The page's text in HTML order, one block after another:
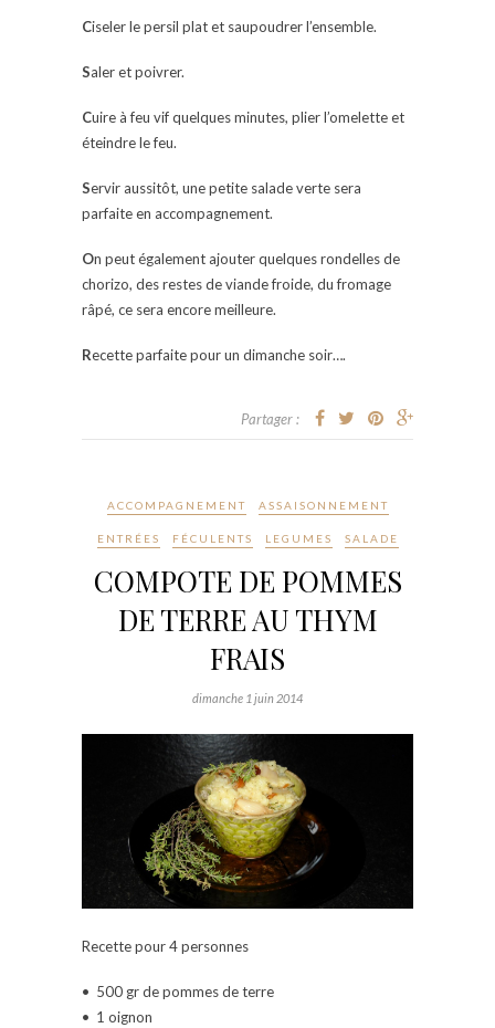
Ciseler le persil plat et saupoudrer l’ensemble.
Saler et poivrer.
Cuire à feu vif quelques minutes, plier l’omelette et
éteindre le feu.
Servir aussitôt, une petite salade verte sera
parfaite en accompagnement.
On peut également ajouter quelques rondelles de
chorizo, des restes de viande froide, du fromage
râpé, ce sera encore meilleure.
Recette parfaite pour un dimanche soir….
Partager :
ACCOMPAGNEMENT ASSAISONNEMENT
ENTRÉES FÉCULENTS LEGUMES SALADE
COMPOTE DE POMMES
DE TERRE AU THYM
FRAIS
dimanche 1 juin 2014
Recette pour 4 personnes
• 500 gr de pommes de terre
• 1 oignon